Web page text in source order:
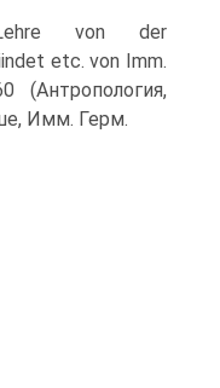
von der
etc. von Imm.
(Антропология,
Имм. Герм.